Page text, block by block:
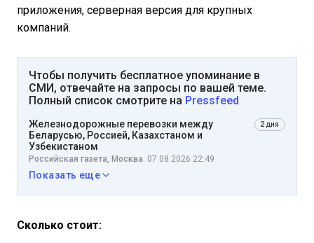
приложения, серверная версия для крупных
компаний.
Чтобы получить бесплатное упоминание в
СМИ, отвечайте на запросы по вашей теме.
Полный список смотрите на Pressfeed
Железнодорожные перевозки между
Беларусью, Россией, Казахстаном и
Узбекистаном
2 дня
Российская газета, Москва. 07.08.2026 22:49
Показать еще
Сколько стоит: